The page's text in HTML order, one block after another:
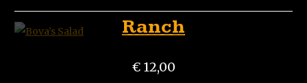
Ranch
€ 12,00